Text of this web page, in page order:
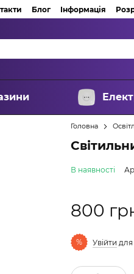
Блог Інформація
Головна
В наявності
800
% Увійти